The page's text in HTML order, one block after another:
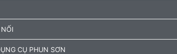
CỤ PHUN SƠN